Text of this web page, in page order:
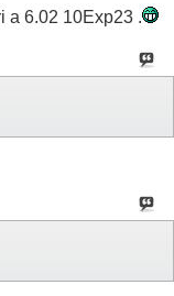
a 6.02 10Exp23 .